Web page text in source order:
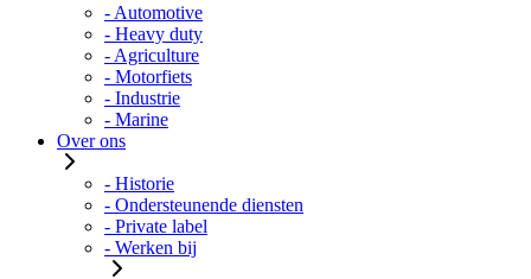
- Automotive
- Heavy duty
- Agriculture
- Motorfiets
- Industrie
- Marine
Over ons
- Historie
- Ondersteunende diensten
- Private label
- Werken bij